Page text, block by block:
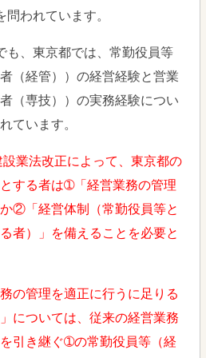
われています。
も、東京都では、常勤役員等
（経管））の経営経験と営業
（専技））の実務経験につい
ています。
業法改正によって、東京都の
する者は➀「経営業務の管理
②「経営体制（常勤役員等と
者）」を備えることを必要と
の管理を適正に行うに足りる
については、従来の経営業務
引き継ぐ➀の常勤役員等（経